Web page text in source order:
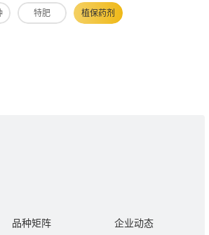
特肥 植保药剂
品种矩阵 企业动态